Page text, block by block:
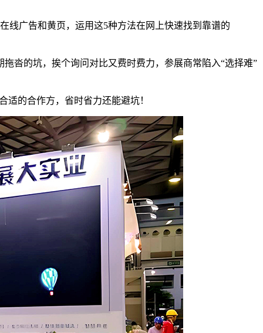
线广告和黄页，运用这5种方法在网上快速找到靠谱的
沓的坑，挨个询问对比又费时费力，参展商常陷入“选择难”
的合作方，省时省力还能避坑！